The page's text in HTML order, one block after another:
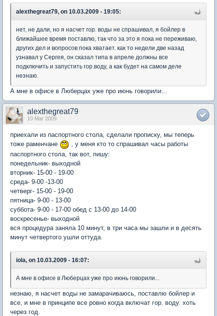
alexthegreat79, on 10.03.2009 - 19:05:
нет, не дали, но я насчет гор. воды не спрашивал, я бойлер в
ближайшее время поставлю, так что за это я пока не переживаю,
других дел и вопросов пока хватает. как то недели две назад
узнавал у Сергея, он сказал типа в апреле должны все
подключить и запустить гор.воду, а как будет на самом деле
незнаю.
А мне в офисе в Люберцах уже про июнь говорили...
alexthegreat79
10 Mar 2009
приехали из паспортного стола, сделали прописку, мы теперь
тоже раменчане
, у меня кто то спрашивал часы работы
паспортного стола, так вот, пишу:
понедельник- выходной
вторник- 15-00 - 19-00
среда- 9-00 -13-00
четверг- 15-00 - 19-00
пятница- 9-00 - 13-00
суббота- 9-00 - 17-00 обед с 13-00 до 14-00
воскресенье- выходной
вся процедура заняла 10 минут, в три часа мы зашли и в десять
минут четвертого ушли оттуда.
iola, on 10.03.2009 - 16:07:
А мне в офисе в Люберцах уже про июнь говорили...
незнаю, я насчет воды не замарачиваюсь, поставлю бойлер и
все, и мне в принципе все ровно когда включат гор. воду. хоть
через год.